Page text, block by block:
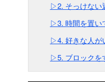
▷2. そっけない
▷3. 時間を置い
▷4. 好きな人が
▷5. ブロックを